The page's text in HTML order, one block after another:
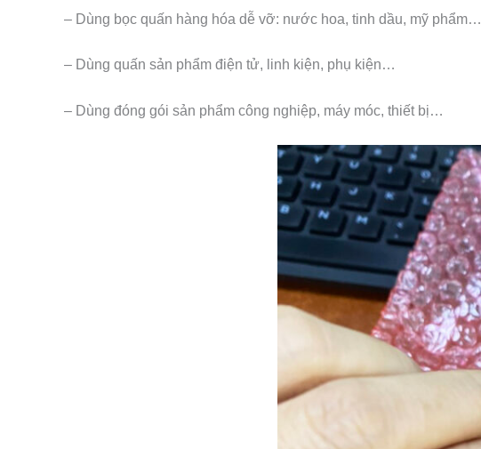
– Dùng bọc quấn hàng hóa dễ vỡ: nước hoa, tinh dầu, mỹ phẩm…
– Dùng quấn sản phẩm điện tử, linh kiện, phụ kiện…
– Dùng đóng gói sản phẩm công nghiệp, máy móc, thiết bị…